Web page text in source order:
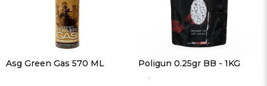
Asg Green Gas 570 ML Poligun 0.25gr BB - 1KG